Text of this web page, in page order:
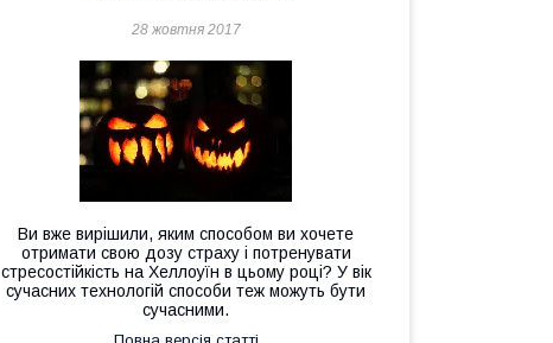
28 жовтня 2017
Ви вже вирішили, яким способом ви хочете
отримати свою дозу страху і потренувати
стресостійкість на Хеллоуїн в цьому році? У вік
сучасних технологій способи теж можуть бути
сучасними.